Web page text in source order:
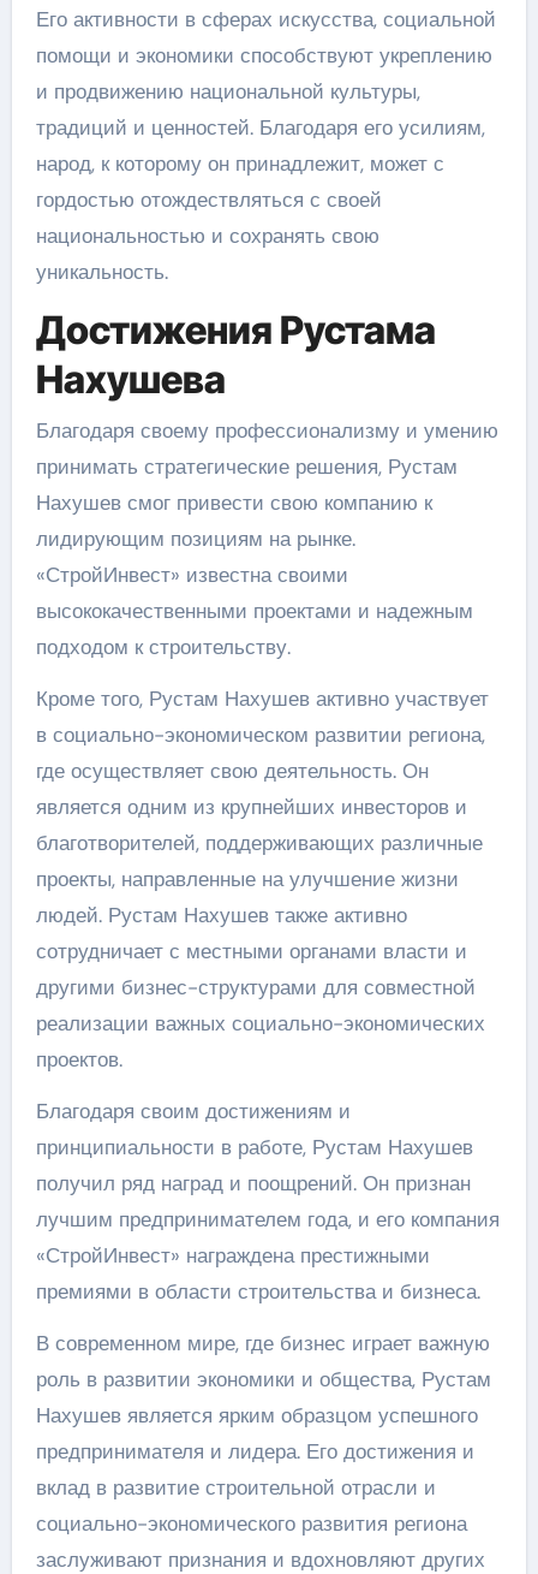
Его активности в сферах искусства, социальной
помощи и экономики способствуют укреплению
и продвижению национальной культуры,
традиций и ценностей. Благодаря его усилиям,
народ, к которому он принадлежит, может с
гордостью отождествляться с своей
национальностью и сохранять свою
уникальность.
Достижения Рустама
Нахушева
Благодаря своему профессионализму и умению
принимать стратегические решения, Рустам
Нахушев смог привести свою компанию к
лидирующим позициям на рынке.
«СтройИнвест» известна своими
высококачественными проектами и надежным
подходом к строительству.
Кроме того, Рустам Нахушев активно участвует
в социально-экономическом развитии региона,
где осуществляет свою деятельность. Он
является одним из крупнейших инвесторов и
благотворителей, поддерживающих различные
проекты, направленные на улучшение жизни
людей. Рустам Нахушев также активно
сотрудничает с местными органами власти и
другими бизнес-структурами для совместной
реализации важных социально-экономических
проектов.
Благодаря своим достижениям и
принципиальности в работе, Рустам Нахушев
получил ряд наград и поощрений. Он признан
лучшим предпринимателем года, и его компания
«СтройИнвест» награждена престижными
премиями в области строительства и бизнеса.
В современном мире, где бизнес играет важную
роль в развитии экономики и общества, Рустам
Нахушев является ярким образцом успешного
предпринимателя и лидера. Его достижения и
вклад в развитие строительной отрасли и
социально-экономического развития региона
заслуживают признания и вдохновляют других